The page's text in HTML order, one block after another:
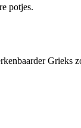
potjes.
Grieks